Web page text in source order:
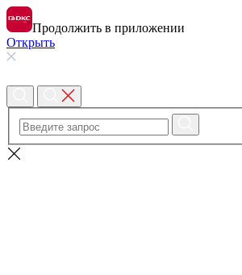
Продолжить в приложении
Открыть